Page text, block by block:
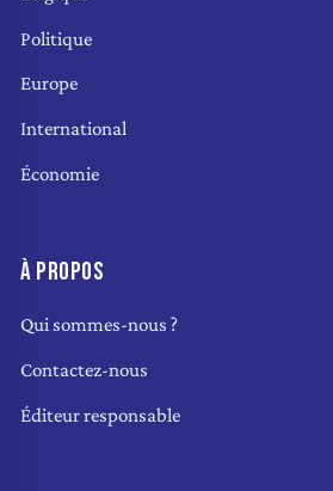
Politique
Europe
International
Économie
À PROPOS
Qui sommes-nous ?
Contactez-nous
Éditeur responsable